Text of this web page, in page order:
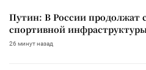
Путин: В России продолжат
спортивной
26 минут назад